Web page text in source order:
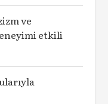
ve
etkili